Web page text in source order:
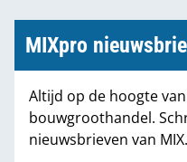
Marktcijfers
Partners
MIXpro
Altijd op de hoogte
bouwgroothandel.
nieuwsbrieven van MIX.